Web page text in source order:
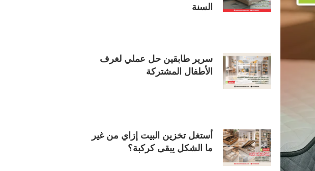
السنة
سرير طابقين حل عملي لغرف
الأطفال المشتركة
أستغل تخزين البيت إزاي من غير
ما الشكل يبقى كركبة؟